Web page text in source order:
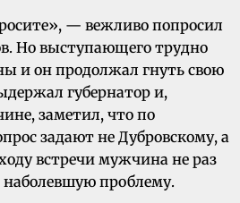
— вежливо попросил
Но выступающего трудно
и он продолжал гнуть свою
губернатор и,
заметил, что по
задают не Дубровскому, а
встречи мужчина не раз
проблему.